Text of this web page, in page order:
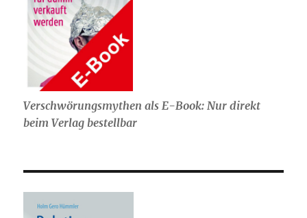
Verschwörungsmythen als E-Book: Nur direkt
beim Verlag bestellbar